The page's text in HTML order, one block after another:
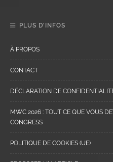
PLUS D’INFOS
À PROPOS
CONTACT
DÉCLARATION DE
MWC 2026 : TOUT CE QUE VOUS
CONGRESS
POLITIQUE DE COOKIES (UE)